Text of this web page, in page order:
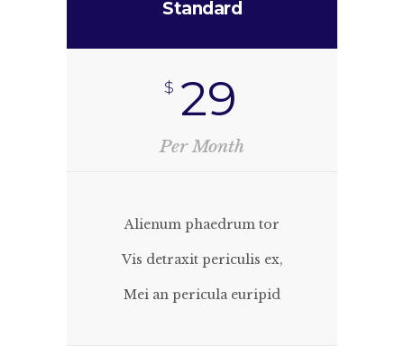
Standard
$ 29
Per Month
Alienum phaedrum tor
Vis detraxit periculis ex,
Mei an pericula euripid